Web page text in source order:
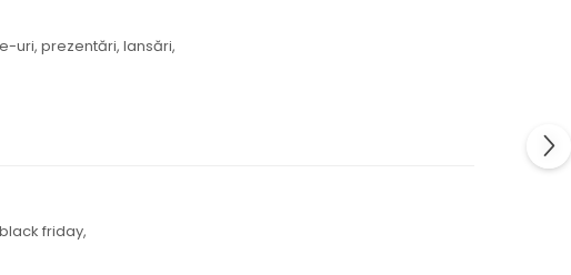
uri, prezentări, lansări,
black friday,